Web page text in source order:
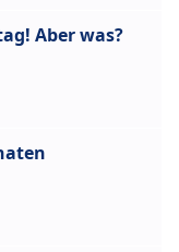
Aber was?